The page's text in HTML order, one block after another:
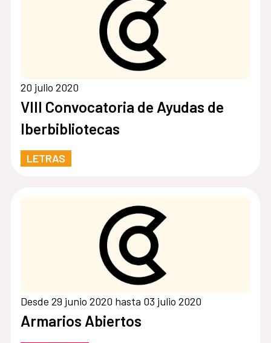
20 julio 2020
VIII Convocatoria de Ayudas de
Iberbibliotecas
LETRAS
Desde 29 junio 2020 hasta 03 julio 2020
Armarios Abiertos